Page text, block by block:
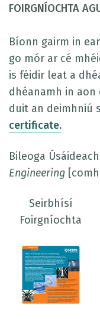
FOIRGNÍOCHTA
Bíonn gairm in
go mór ar cé
is féidir leat a
dhéanamh in
duit an deimhniú
certificate.
Bileoga
Engineering
Seirbhísí
Foirgníochta